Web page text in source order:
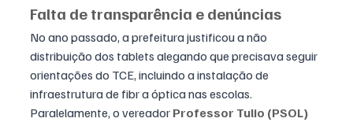
Falta de transparência e denúncias
No ano passado, a prefeitura justificou a não
distribuição dos tablets alegando que precisava seguir
orientações do TCE, incluindo a instalação de
infraestrutura de fibr a óptica nas escolas.
Paralelamente, o vereador Professor Tulio (PSOL)